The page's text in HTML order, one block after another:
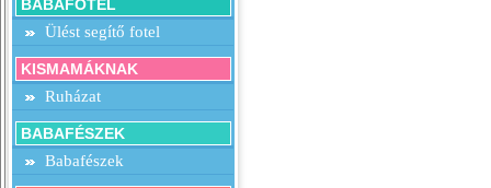
BABAFOTEL
Ülést segítő fotel
KISMAMÁKNAK
Ruházat
BABAFÉSZEK
Babafészek